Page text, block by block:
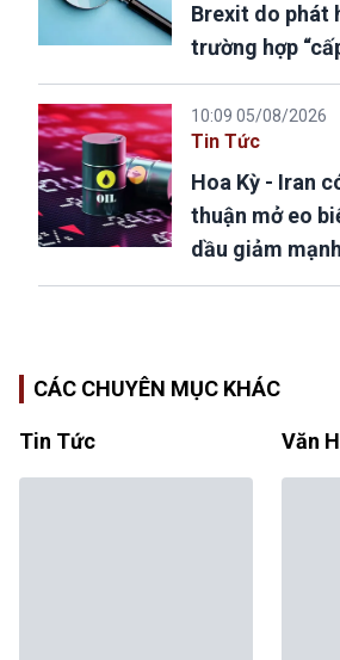
Brexit do phát
trường hợp
10:09 05/08/2026
Tin Tức
Hoa Kỳ - Iran
thuận mở eo
dầu giảm mạnh
CÁC CHUYÊN MỤC KHÁC
Tin Tức Văn